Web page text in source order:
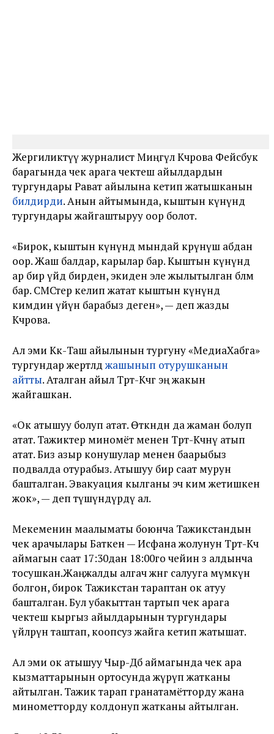
Жергиликтүү журналист Миңгүл Көчөрова Фейсбук
барагында чек арага чектеш айылдардын
тургундары Рават айылына кетип жатышканын
билдирди. Анын айтымында, кыштын күнүндө
тургундары жайгаштыруу оор болот.
«Бирок, кыштын күнүндө мындай көрүнүш абдан
оор. Жаш балдар, карылар бар. Кыштын күнүндө
ар бир үйдө бирден, экиден эле жылытылган бөлмө
бар. СМСтер келип жатат кыштын күнүндө
кимдин үйүнө барабыз деген», — деп жазды
Көчөрова.
Ал эми Көк-Таш айылынын тургуну «МедиаХабга»
тургундар жертөлөдөжашынып отурушканын
айтты. Аталган айыл Төрт-Көчөгө эң жакын
жайгашкан.
«Ок атышуу болуп атат. Өткөндөн да жаман болуп
атат. Тажиктер миномёт менен Төрт-Көчөнү атып
атат. Биз азыр конушулар менен баарыбыз
подвалда отурабыз. Атышуу бир саат мурун
башталган. Эвакуация кылганы эч ким жетишкен
жок», — деп түшүндүрдү ал.
Мекеменин маалыматы боюнча Тажикстандын
чек арачылары Баткен — Исфана жолунун Төрт-Көчө
аймагын саат 17:30дан 18:00го чейин өз алдынча
тосушкан.Жаңжалды алгач жөнгө салууга мүмкүн
болгон, бирок Тажикстан тараптан ок атуу
башталган. Бул убакыттан тартып чек арага
чектеш кыргыз айылдарынын тургундары
үйлөрүн таштап, коопсуз жайга кетип жатышат.
Ал эми ок атышуу Чыр-Дөбө аймагында чек ара
кызматтарынын ортосунда жүрүп жатканы
айтылган. Тажик тарап гранатамётторду жана
минометторду колдонуп жатканы айтылган.